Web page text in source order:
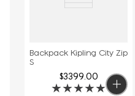
Backpack Kipling City Zip
S
$3399.00
★★★★★